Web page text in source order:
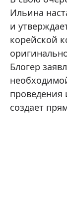
Ильина
и
корейской
Блогер
проведения
создает